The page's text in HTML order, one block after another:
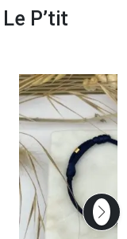
P’tit